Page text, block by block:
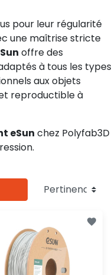
pour leur régularité
une maîtrise stricte
offre des
à tous les types
aux objets
reproductible à
eSun chez Polyfab3D